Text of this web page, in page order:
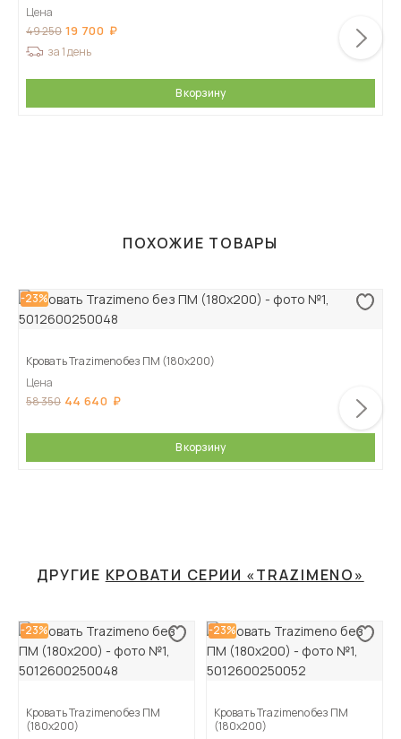
Цена
49 250 19 700
за 1 день
В корзину
ПОХОЖИЕ ТОВАРЫ
-23%
Кровать Trazimeno без ПМ (180х200)
Цена
58 350 44 640
В корзину
ДРУГИЕ КРОВАТИ СЕРИИ «TRAZIMENO»
-23%
Кровать Trazimeno без ПМ
(180х200)
-23%
Кровать Trazimeno без ПМ
(180х200)